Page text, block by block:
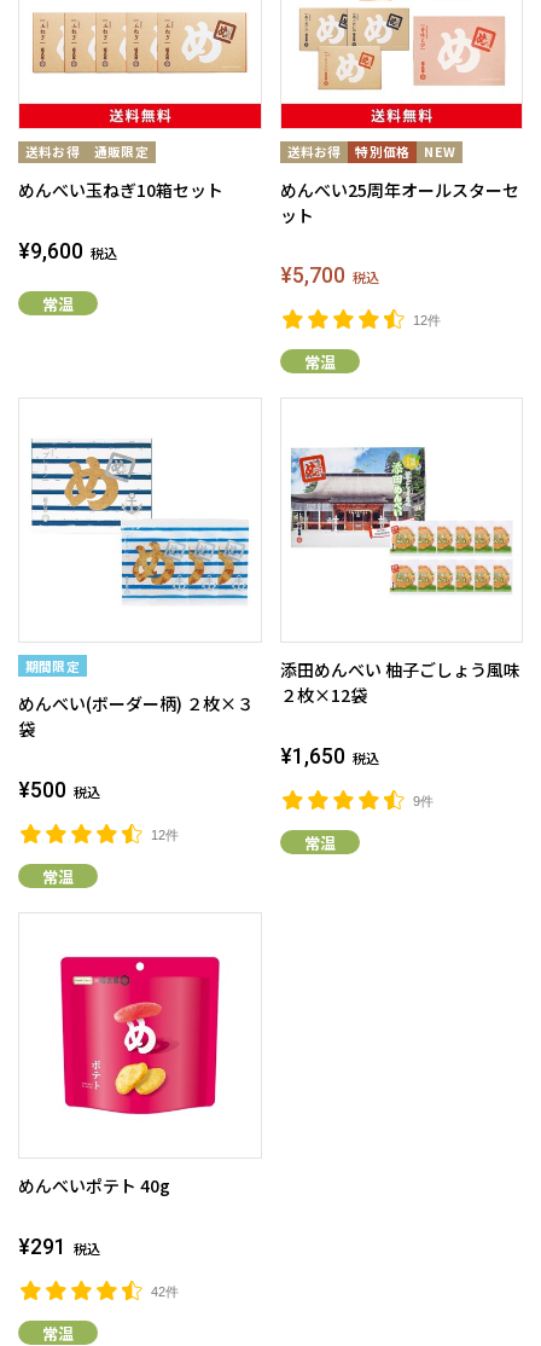
めんべい玉ねぎ10箱セット
¥9,600 税込
常温
めんべい25周年オールスターセ
ット
12件
¥5,700 税込
常温
めんべい(ボーダー柄) ２枚×３
袋
12件
¥500 税込
常温
添田めんべい 柚子ごしょう風味
２枚×12袋
9件
¥1,650 税込
常温
めんべいポテト 40g
42件
¥291 税込
常温